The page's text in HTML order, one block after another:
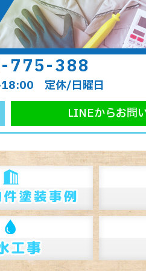
775-388
定休/日曜日
LINEからお問